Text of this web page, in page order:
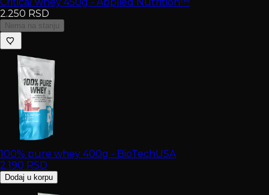
2.250 RSD
Nema na stanju
100% pure whey 400g - BioTechUSA
2.190 RSD
Dodaj u korpu